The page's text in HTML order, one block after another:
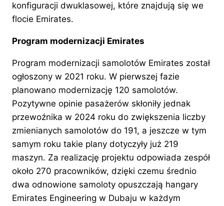
konfiguracji dwuklasowej, które znajdują się we
flocie Emirates.
Program modernizacji Emirates
Program modernizacji samolotów Emirates został
ogłoszony w 2021 roku. W pierwszej fazie
planowano modernizację 120 samolotów.
Pozytywne opinie pasażerów skłoniły jednak
przewoźnika w 2024 roku do zwiększenia liczby
zmienianych samolotów do 191, a jeszcze w tym
samym roku takie plany dotyczyły już 219
maszyn. Za realizację projektu odpowiada zespół
około 270 pracowników, dzięki czemu średnio
dwa odnowione samoloty opuszczają hangary
Emirates Engineering w Dubaju w każdym